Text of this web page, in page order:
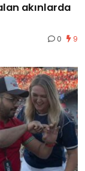
akınlarda
0 9